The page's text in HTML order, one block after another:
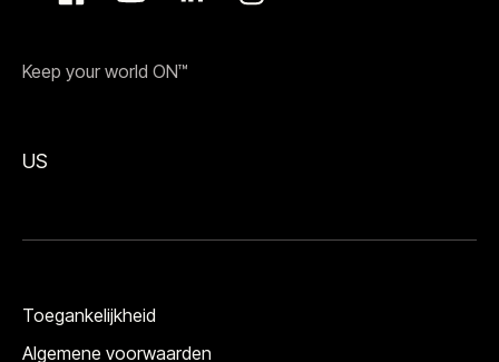
Keep your world ON™
US
Toegankelijkheid
Algemene voorwaarden